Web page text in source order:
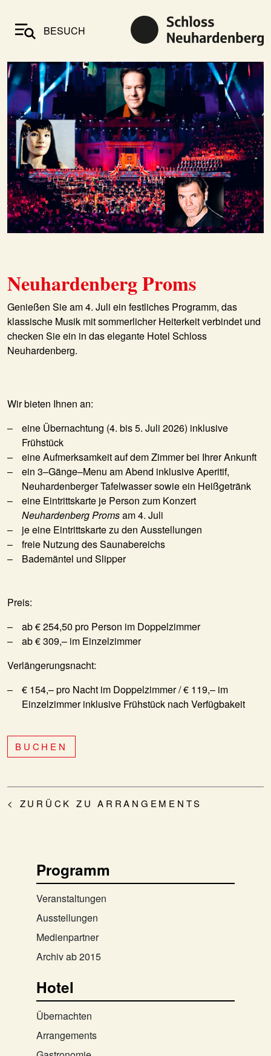
BESUCH
Neuhardenberg Proms
Genießen Sie am 4. Juli ein festliches Programm, das
klassische Musik mit sommerlicher Heiterkeit verbindet und
checken Sie ein in das elegante Hotel Schloss
Neuhardenberg.
Wir bieten Ihnen an:
eine Übernachtung (4. bis 5. Juli 2026) inklusive
Frühstück
eine Aufmerksamkeit auf dem Zimmer bei Ihrer Ankunft
ein 3–Gänge–Menu am Abend inklusive Aperitif,
Neuhardenberger Tafelwasser sowie ein Heißgetränk
eine Eintrittskarte je Person zum Konzert
Neuhardenberg Promsam 4. Juli
je eine Eintrittskarte zu den Ausstellungen
freie Nutzung des Saunabereichs
Bademäntel und Slipper
Preis:
ab € 254,50 pro Person im Doppelzimmer
ab € 309,– im Einzelzimmer
Verlängerungsnacht:
€ 154,– pro Nacht im Doppelzimmer / € 119,– im
Einzelzimmer inklusive Frühstück nach Verfügbakeit
BUCHEN
< ZURÜCK ZU ARRANGEMENTS
Programm
Veranstaltungen
Ausstellungen
Medienpartner
Archiv ab 2015
Hotel
Übernachten
Arrangements